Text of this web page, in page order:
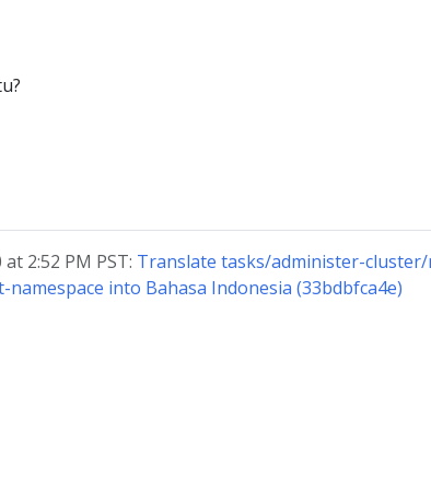
2:52 PM PST: Translate tasks/administer-cluster/
into Bahasa Indonesia (33bdbfca4e)